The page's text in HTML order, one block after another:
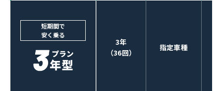
3
オプションも選べる！
短期間で
安く乗る
3年
（36回）
指定車種